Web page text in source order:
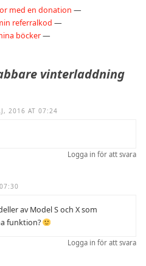
med en donation —
referralkod —
böcker—
vinterladdning
2016 AT 07:24
Logga in för att svara
av Model S och X som
funktion?
Logga in för att svara